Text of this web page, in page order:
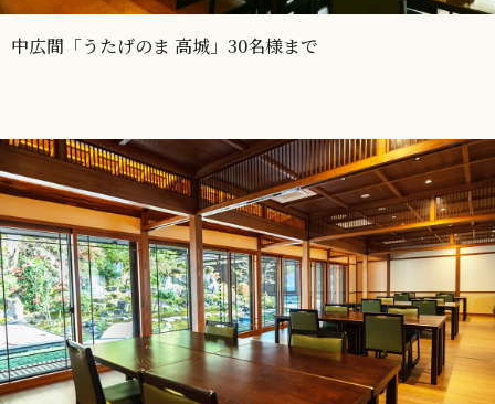
中広間「うたげのま 高城」30名様まで